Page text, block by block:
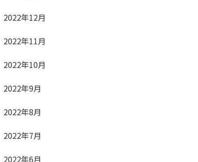
2022年12月
2022年11月
2022年10月
2022年9月
2022年8月
2022年7月
2022年6月